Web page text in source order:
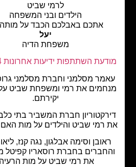
לרמי שביט
הילדים ובני המשפחה
אתכם באבלכם הכבד על מותה של
משפחת הדיה
השתתפות ידיעות אחרונות 13.5.14
מסלמני וחברת מסלמני גרופ בע"מ
את רמי ומשפחת שביט על פטירת
חברת המשביר בתי כלבו מנחם
רמי שביט והילדים על מות האם והרעיה.
וסימה אבלגון, נגה קנז, ליאור פייס
בחברת רוסאריו קפיטל מנחמים
את רמי שביט על מות הרעיה.